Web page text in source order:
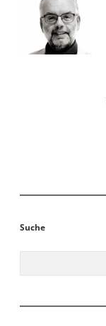
Suche